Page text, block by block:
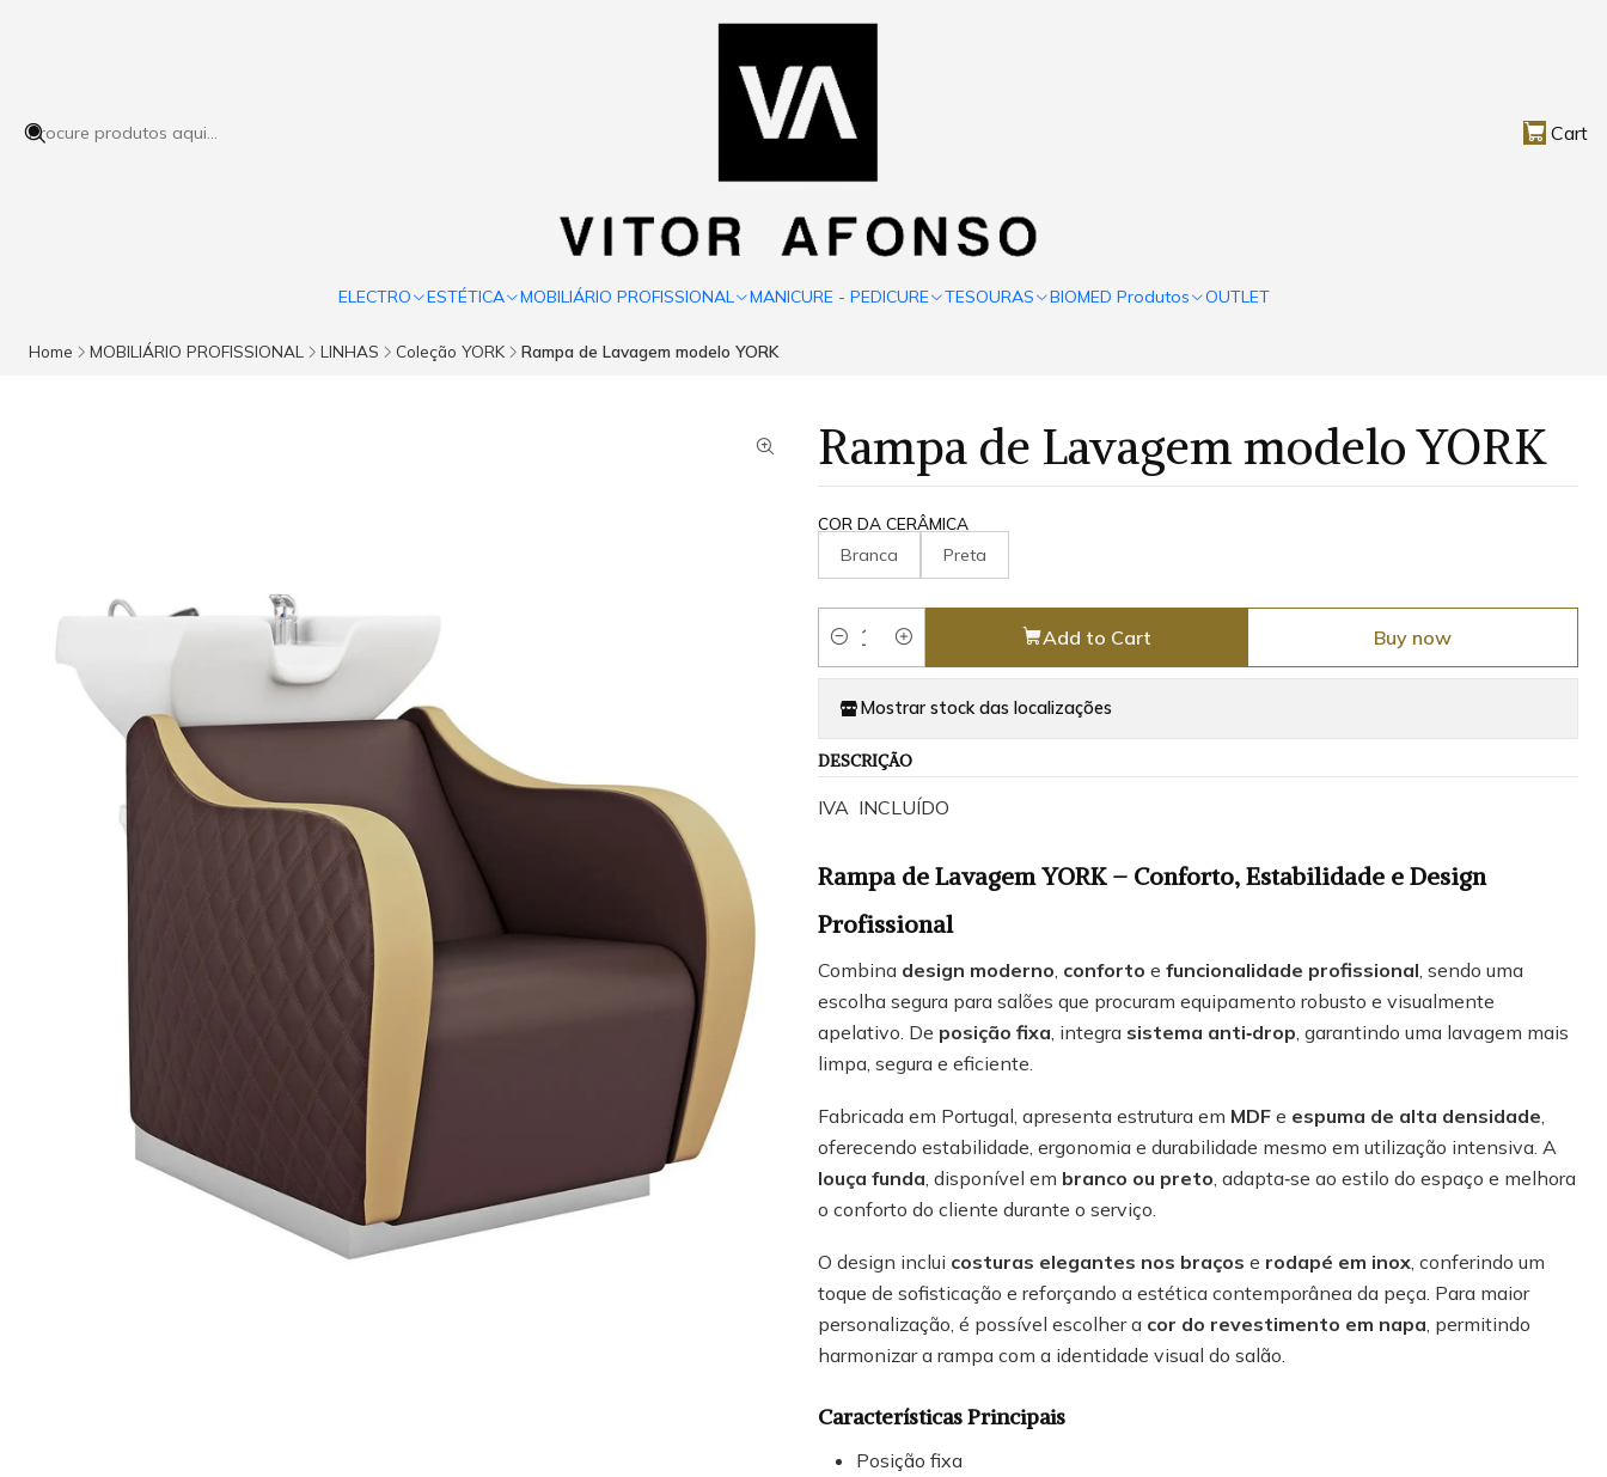
Cart
ELECTRO ESTÉTICA MOBILIÁRIO PROFISSIONAL MANICURE - PEDICURE TESOURAS BIOMED Produtos OUTLET
Home MOBILIÁRIO PROFISSIONAL LINHAS Coleção YORK Rampa de Lavagem modelo YORK
Rampa de Lavagem modelo YORK
COR DA CERÂMICA
Branca Preta
Quantity
Add to Cart Buy now
Mostrar stock das localizações
DESCRIÇÃO
IVA INCLUÍDO
Rampa de Lavagem YORK – Conforto, Estabilidade e Design
Profissional
Combina design moderno conforto e funcionalidade profissional , sendo uma
escolha segura para salões que procuram equipamento robusto e visualmente
apelativo. De posição fixa , integra sistema anti‑drop , garantindo uma lavagem mais
limpa, segura e eficiente.
Fabricada em Portugal, apresenta estrutura em MDF e espuma de alta densidade
oferecendo estabilidade, ergonomia e durabilidade mesmo em utilização intensiva. A
louça funda , disponível em branco ou preto , adapta‑se ao estilo do espaço e melhora
o conforto do cliente durante o serviço.
O design inclui costuras elegantes nos braços e rodapé em inox , conferindo um
toque de sofisticação e reforçando a estética contemporânea da peça. Para maior
personalização, é possível escolher a cor do revestimento em napa , permitindo
harmonizar a rampa com a identidade visual do salão.
Características Principais
Posição fixa